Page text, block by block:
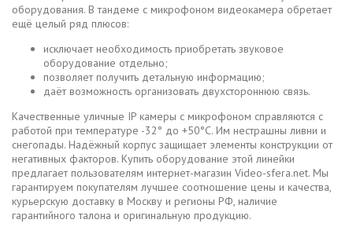
оборудования. В тандеме с микрофоном видеокамера обретает
ещё целый ряд плюсов:
исключает необходимость приобретать звуковое
оборудование отдельно;
позволяет получить детальную информацию;
даёт возможность организовать двухстороннюю связь.
Качественные уличные IP камеры с микрофоном справляются с
работой при температуре -32° до +50°C. Им нестрашны ливни и
снегопады. Надёжный корпус защищает элементы конструкции от
негативных факторов. Купить оборудование этой линейки
предлагает пользователям интернет-магазин Video-sfera.net. Мы
гарантируем покупателям лучшее соотношение цены и качества,
курьерскую доставку в Москву и регионы РФ, наличие
гарантийного талона и оригинальную продукцию.